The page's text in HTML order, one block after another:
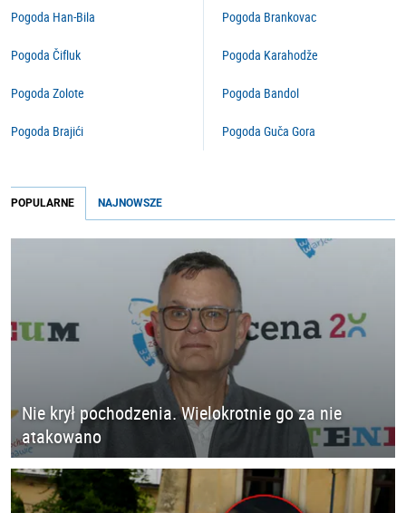
Pogoda Han-Bila
Pogoda Čifluk
Pogoda Zolote
Pogoda Brajići
Pogoda Brankovac
Pogoda Karahodže
Pogoda Bandol
Pogoda Guča Gora
POPULARNE NAJNOWSZE
Nie krył pochodzenia. Wielokrotnie go za nie
atakowano